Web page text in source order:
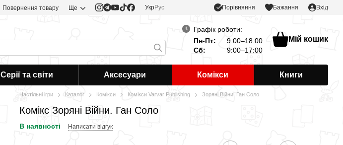
Повернення товару Ще УкрРус Порівняння Бажання Вхід
Графік роботи:
Пн-Пт:
9:00–18:00
Сб:
9:00–17:00
Мій кошик
Серії та світи Аксесуари Комікси Книги
Настільні ігри Каталог Комікси Комікси Varvar Publishing Зоряні Війни. Ган Соло
Комікс Зоряні Війни. Ган Соло
В наявності Написати відгук